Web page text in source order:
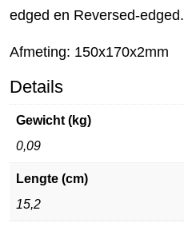
edged en Reversed-edged.
Afmeting: 150x170x2mm
Details
Gewicht (kg)
0,09
Lengte (cm)
15,2